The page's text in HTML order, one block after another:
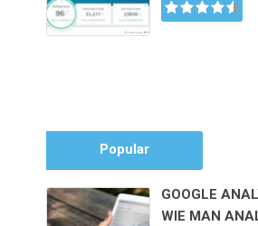
Popular
GOOGLE
WIE MAN